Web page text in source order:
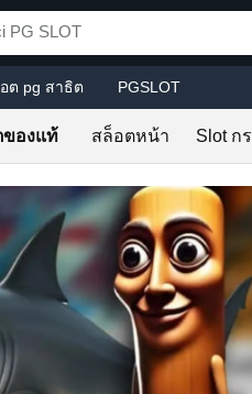
ต pg สาธิต PGSLOT
ของแท้ สล็อตหน้า Slot ก